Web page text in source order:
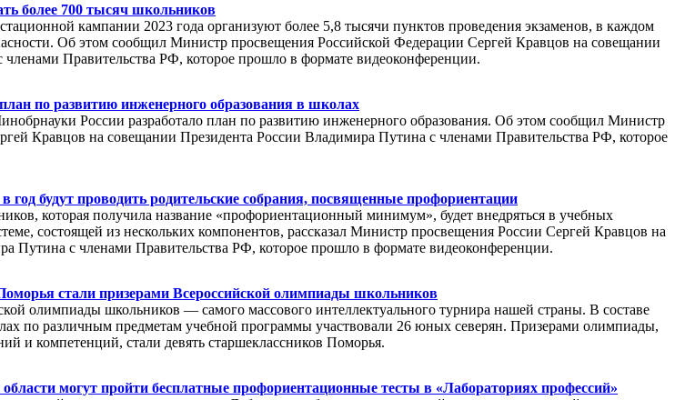
более 700 тысяч школьников
кампании 2023 года организуют более 5,8 тысячи пунктов проведения экзаменов, в каждом
Об этом сообщил Министр просвещения Российской Федерации Сергей Кравцов на совещании
Правительства РФ, которое прошло в формате видеоконференции.
по развитию инженерного образования в школах
России разработало план по развитию инженерного образования. Об этом сообщил Министр
Кравцов на совещании Президента России Владимира Путина с членами Правительства РФ, которое
будут проводить родительские собрания, посвященные профориентации
которая получила название «профориентационный минимум», будет внедряться в учебных
состоящей из нескольких компонентов, рассказал Министр просвещения России Сергей Кравцов на
Путина с членами Правительства РФ, которое прошло в формате видеоконференции.
стали призерами Всероссийской олимпиады школьников
олимпиады школьников — самого массового интеллектуального турнира нашей страны. В составе
по различным предметам учебной программы участвовали 26 юных северян. Призерами олимпиады,
и компетенций, стали девять старшеклассников Поморья.
могут пройти бесплатные профориентационные тесты в «Лабораториях профессий»